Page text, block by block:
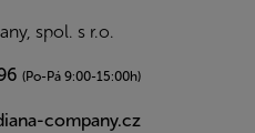
spol. s r.o.
(Po-Pá 9:00-15:00h)
company.cz